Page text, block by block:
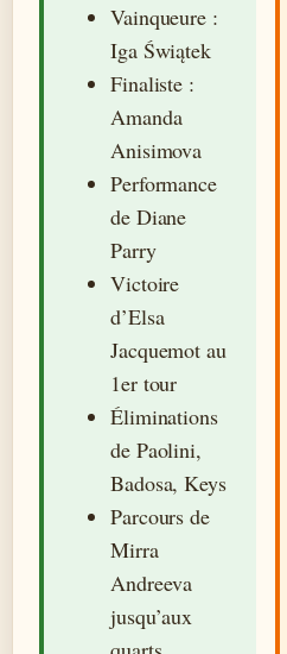
Vainqueure :
Iga Świątek
Finaliste :
Amanda
Anisimova
Performance
de Diane
Parry
Victoire
d’Elsa
Jacquemot au
1er tour
Éliminations
de Paolini,
Badosa, Keys
Parcours de
Mirra
Andreeva
jusqu’aux